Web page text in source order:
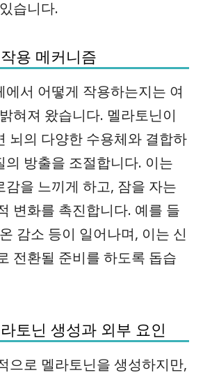
습니다.
용 메커니즘
에서 어떻게 작용하는지는 여
혀져 왔습니다. 멜라토닌이
뇌의 다양한 수용체와 결합하
의 방출을 조절합니다. 이는
감을 느끼게 하고, 잠을 자는
변화를 촉진합니다. 예를 들
감소 등이 일어나며, 이는 신
전환될 준비를 하도록 돕습
토닌 생성과 외부 요인
으로 멜라토닌을 생성하지만,